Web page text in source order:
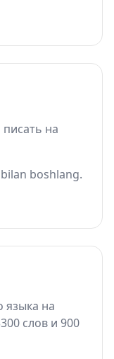
на
boshlang.
языка на
слов и 900